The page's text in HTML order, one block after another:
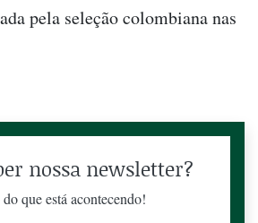
pela seleção colombiana nas
nossa newsletter?
que está acontecendo!